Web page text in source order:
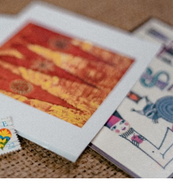
Purpose Marketing
Reputatie & crisis